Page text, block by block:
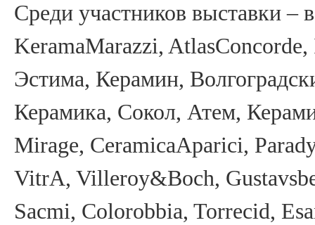
Среди участников выставки –
KeramaMarazzi,
Эстима, Керамин,
Керамика, Сокол, Атем,
Mirage, СeramicaAparici,
VitrA, Villeroy&Boch,
Sacmi, Colorobbia, Torrecid,